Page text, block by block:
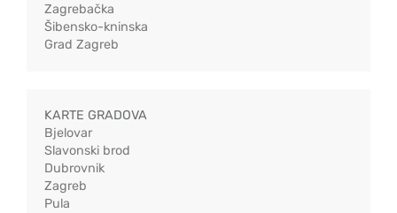
Zagrebačka
Šibensko-kninska
Grad Zagreb
KARTE GRADOVA
Bjelovar
Slavonski brod
Dubrovnik
Zagreb
Pula